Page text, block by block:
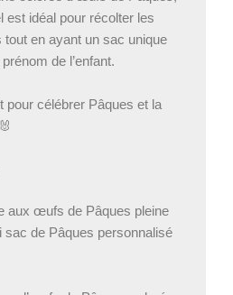
est idéal pour récolter les
en ayant un sac unique
de l’enfant.
pour célébrer Pâques et la
aux œufs de Pâques pleine
sac de Pâques personnalisé